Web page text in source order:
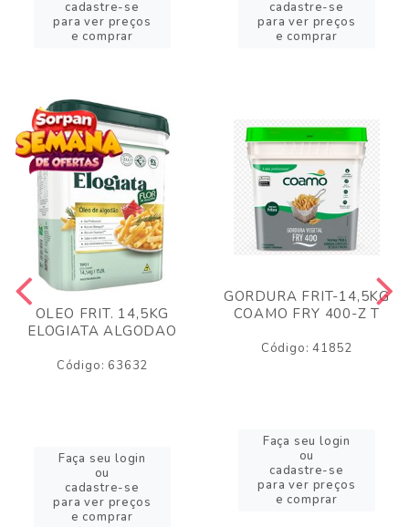
cadastre-se
para ver preços
e comprar
cadastre-se
para ver preços
e comprar
OLEO FRIT. 14,5KG
ELOGIATA ALGODAO
Código: 63632
Faça seu login
ou
cadastre-se
para ver preços
e comprar
GORDURA FRIT-14,5KG
COAMO FRY 400-Z T
Código: 41852
Faça seu login
ou
cadastre-se
para ver preços
e comprar